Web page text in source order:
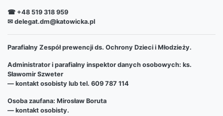
☎ +48 519 318 959
✉ delegat.dm@katowicka.pl
Parafialny Zespół prewencji ds. Ochrony Dzieci i Młodzieży.
Administrator i parafialny inspektor danych osobowych: ks.
Sławomir Szweter
— kontakt osobisty lub tel. 609 787 114
Osoba zaufana: Mirosław Boruta
— kontakt osobisty.